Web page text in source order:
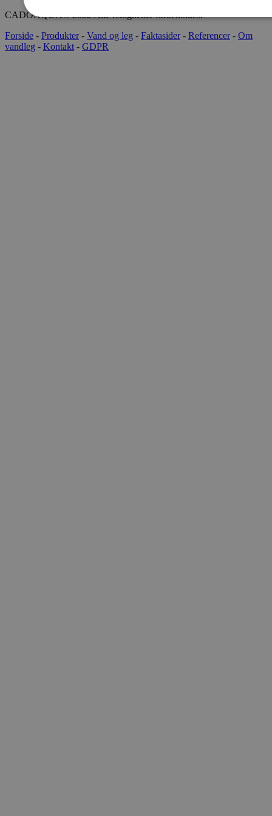
CADOAQUA® 2022 Alle rettigheder forbeholdes.
Forside - Produkter- Vand og leg - Faktasider- Referencer- Om
vandleg - Kontakt - GDPR